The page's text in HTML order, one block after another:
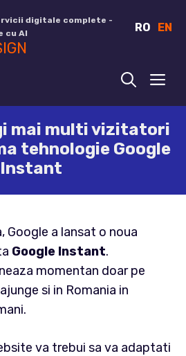
digitale complete -
cu AI
RO EN
mai multi vizitatori
tehnologie Google
Instant
a lansat o noua
Google Instant.
momentan doar pe
si in Romania in
va trebui sa va adaptati